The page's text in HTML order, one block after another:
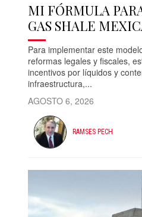
MI FÓRMULA
GAS SHALE
Para implementar este
reformas legales y fiscales,
incentivos por líquidos y
infraestructura,...
AGOSTO 6, 2026
RAMSES PECH